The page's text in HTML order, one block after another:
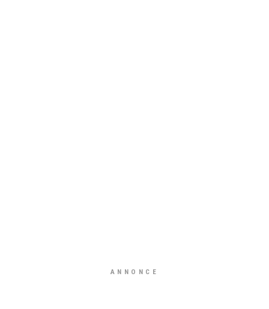
ANNONCE